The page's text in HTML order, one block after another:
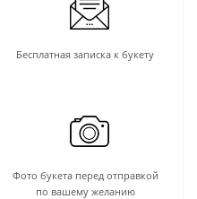
Бесплатная записка к букету
Фото букета перед отправкой
по вашему желанию